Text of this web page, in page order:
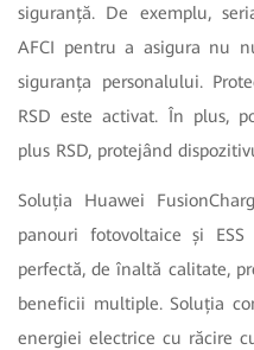
siguranță. De exemplu,
AFCI pentru a asigura nu
siguranța personalului.
RSD este activat. În plus,
plus RSD, protejând
Soluția Huawei
panouri fotovoltaice și
perfectă, de înaltă calitate,
beneficii multiple. Soluția
energiei electrice cu răcire